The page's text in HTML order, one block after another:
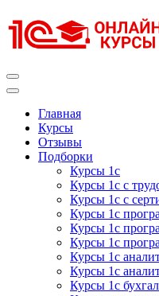
к
содержимому
Главная
Курсы
Отзывы
Подборки
Курсы 1с
Курсы 1с с
Курсы 1с с
Курсы 1с
Курсы 1с
Курсы 1с
Курсы 1с
Курсы 1с
Курсы 1с